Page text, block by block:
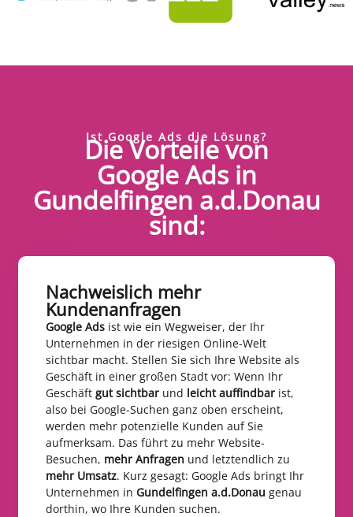
Ist Google Ads die Lösung?
Die Vorteile von
Google Ads in
Gundelfingen a.d.Donau
sind:
Nachweislich mehr
Kundenanfragen​
Google Ads ist wie ein Wegweiser, der Ihr
Unternehmen in der riesigen Online-Welt
sichtbar macht. Stellen Sie sich Ihre Website als
Geschäft in einer großen Stadt vor: Wenn Ihr
Geschäft gut sichtbar und leicht auffindbar ist,
also bei Google-Suchen ganz oben erscheint,
werden mehr potenzielle Kunden auf Sie
aufmerksam. Das führt zu mehr Website-
Besuchen, mehr Anfragen und letztendlich zu
mehr Umsatz. Kurz gesagt: Google Ads bringt Ihr
Unternehmen in Gundelfingen a.d.Donau genau
dorthin, wo Ihre Kunden suchen.